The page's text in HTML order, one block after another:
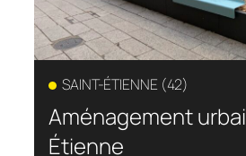
SAINT-ÉTIENNE (42)
Aménagement
Étienne